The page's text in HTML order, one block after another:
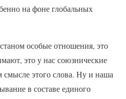
на фоне глобальных
особые отношения, это
это у нас союзнические
этого слова. Ну и наша
в составе единого